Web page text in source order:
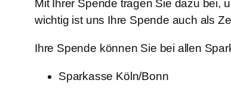
Mit Ihrer Spende tragen Sie dazu bei,
wichtig ist uns Ihre Spende auch als
Ihre Spende können Sie bei allen
Sparkasse Köln/Bonn